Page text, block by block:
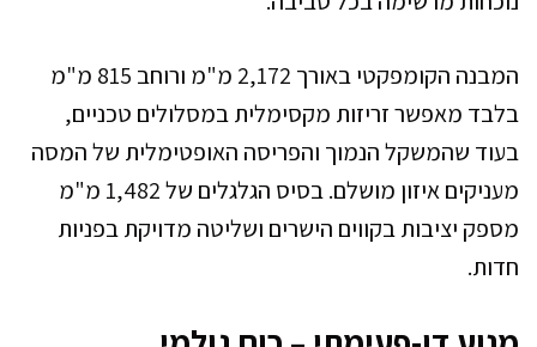
המבנה הקומפקטי באורך 2,172 מ"מ ורוחב 815 מ"מ
בלבד מאפשר זריזות מקסימלית במסלולים טכניים,
בעוד שהמשקל הנמוך והפריסה האופטימלית של המסה
מעניקים איזון מושלם. בסיס הגלגלים של 1,482 מ"מ
מספק יציבות בקווים הישרים ושליטה מדויקת בפניות
חדות.